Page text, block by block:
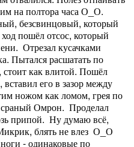
на полтора часа О_О.
безсвинцовый, который
пошёл отсос, который
Отрезал кусачками
Пытался расшатать по
как влитой. Пошёл
его в зазор между
ножом как ломом, грея по
сраный Омрон. Проделал
припой. Ну думаю всё,
блять не влез О_О
- одинаковые по